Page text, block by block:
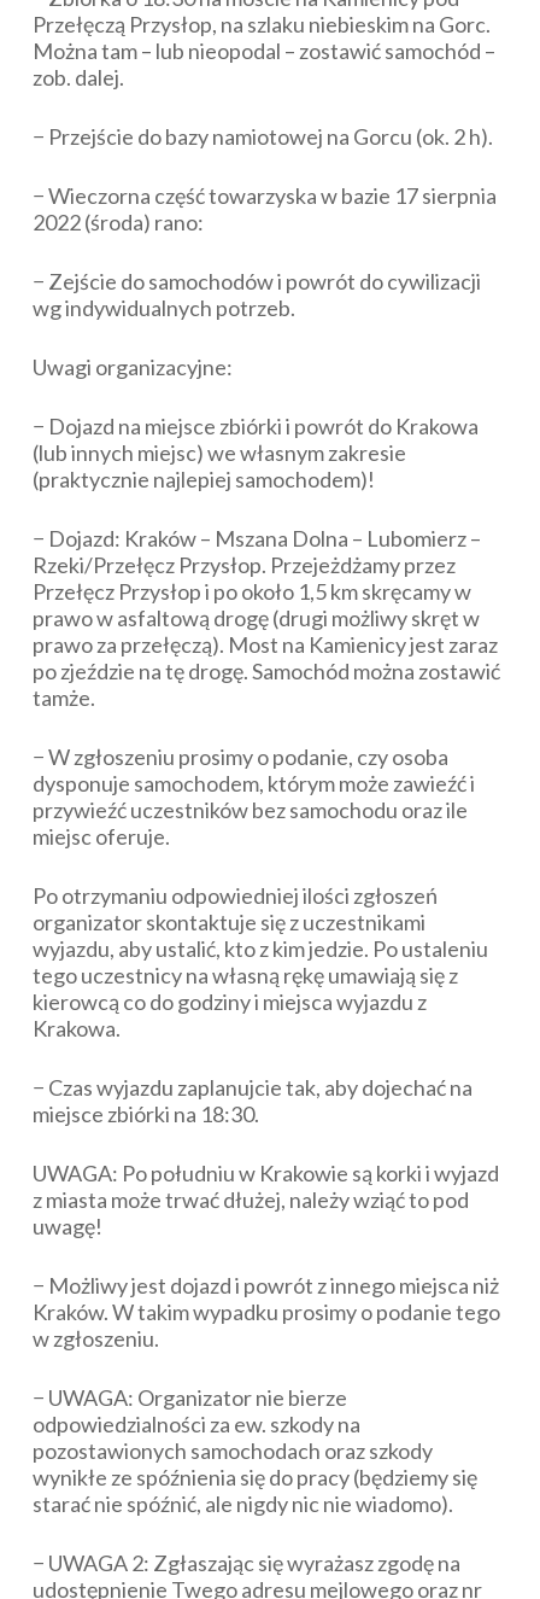
Przełęczą Przysłop, na szlaku niebieskim na Gorc.
Można tam – lub nieopodal – zostawić samochód –
zob. dalej.
− Przejście do bazy namiotowej na Gorcu (ok. 2 h).
− Wieczorna część towarzyska w bazie 17 sierpnia
2022 (środa) rano:
− Zejście do samochodów i powrót do cywilizacji
wg indywidualnych potrzeb.
Uwagi organizacyjne:
− Dojazd na miejsce zbiórki i powrót do Krakowa
(lub innych miejsc) we własnym zakresie
(praktycznie najlepiej samochodem)!
− Dojazd: Kraków – Mszana Dolna – Lubomierz –
Rzeki/Przełęcz Przysłop. Przejeżdżamy przez
Przełęcz Przysłop i po około 1,5 km skręcamy w
prawo w asfaltową drogę (drugi możliwy skręt w
prawo za przełęczą). Most na Kamienicy jest zaraz
po zjeździe na tę drogę. Samochód można zostawić
tamże.
− W zgłoszeniu prosimy o podanie, czy osoba
dysponuje samochodem, którym może zawieźć i
przywieźć uczestników bez samochodu oraz ile
miejsc oferuje.
Po otrzymaniu odpowiedniej ilości zgłoszeń
organizator skontaktuje się z uczestnikami
wyjazdu, aby ustalić, kto z kim jedzie. Po ustaleniu
tego uczestnicy na własną rękę umawiają się z
kierowcą co do godziny i miejsca wyjazdu z
Krakowa.
− Czas wyjazdu zaplanujcie tak, aby dojechać na
miejsce zbiórki na 18:30.
UWAGA: Po południu w Krakowie są korki i wyjazd
z miasta może trwać dłużej, należy wziąć to pod
uwagę!
− Możliwy jest dojazd i powrót z innego miejsca niż
Kraków. W takim wypadku prosimy o podanie tego
w zgłoszeniu.
− UWAGA: Organizator nie bierze
odpowiedzialności za ew. szkody na
pozostawionych samochodach oraz szkody
wynikłe ze spóźnienia się do pracy (będziemy się
starać nie spóźnić, ale nigdy nic nie wiadomo).
− UWAGA 2: Zgłaszając się wyrażasz zgodę na
udostępnienie Twego adresu mejlowego oraz nr